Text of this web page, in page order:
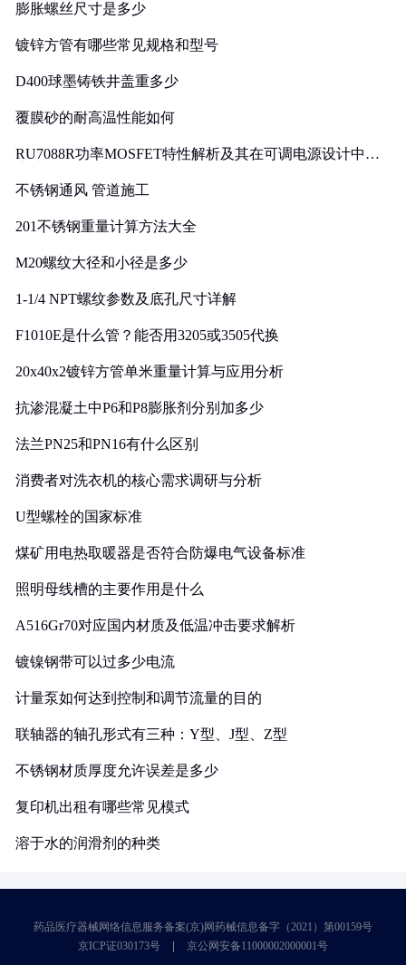
膨胀螺丝尺寸是多少
镀锌方管有哪些常见规格和型号
D400球墨铸铁井盖重多少
覆膜砂的耐高温性能如何
RU7088R功率MOSFET特性解析及其在可调电源设计中的
不锈钢通风 管道施工
201不锈钢重量计算方法大全
M20螺纹大径和小径是多少
1-1/4 NPT螺纹参数及底孔尺寸详解
F1010E是什么管？能否用3205或3505代换
20x40x2镀锌方管单米重量计算与应用分析
抗渗混凝土中P6和P8膨胀剂分别加多少
法兰PN25和PN16有什么区别
消费者对洗衣机的核心需求调研与分析
U型螺栓的国家标准
煤矿用电热取暖器是否符合防爆电气设备标准
照明母线槽的主要作用是什么
A516Gr70对应国内材质及低温冲击要求解析
镀镍钢带可以过多少电流
计量泵如何达到控制和调节流量的目的
联轴器的轴孔形式有三种：Y型、J型、Z型
不锈钢材质厚度允许误差是多少
复印机出租有哪些常见模式
溶于水的润滑剂的种类
药品医疗器械网络信息服务备案(京)网药械信息备字（2021）第00159号
京ICP证030173号
京公网安备11000002000001号